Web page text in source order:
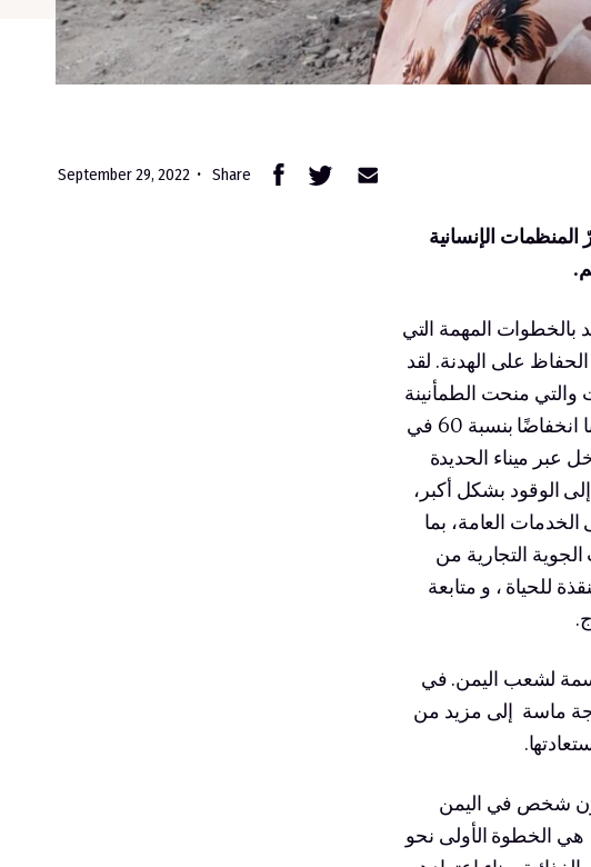
September 29, 2022 Share
في 2 أكتوبر 2022، تُذكرّ المنظمات الإنسانية
.
بالخطوات المهمة التي
على الهدنة. لقد
منحت الطمأنينة
والأمل للشعب اليمني. خلال الأشهر الستة الماضية، شهدنا انخفاضًا بنسبة 60 في
عبر ميناء الحديدة
الوقود بشكل أكبر،
العامة، بما
التجارية من
للحياة ، و متابعة
لشعب اليمن. في
ماسة إلى مزيد من
سنوات من النزاع، يعتمد فيها 23.4 مليون شخص في اليمن
الخطوة الأولى نحو